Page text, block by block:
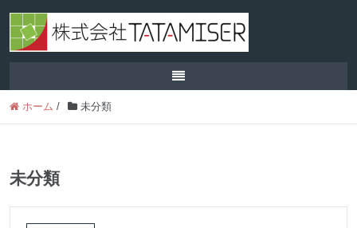
ホーム / 未分類
未分類